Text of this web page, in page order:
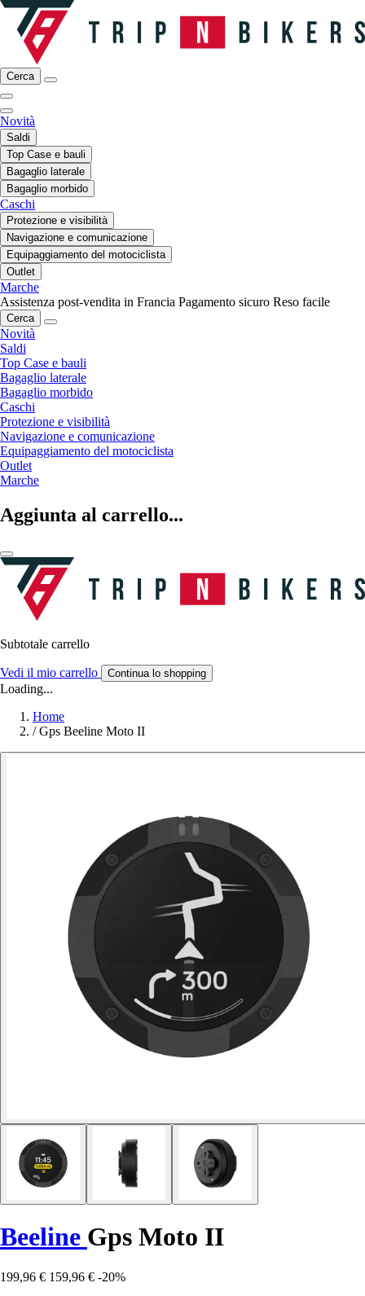
Cerca
Novità
Saldi
Top Case e bauli
Bagaglio laterale
Bagaglio morbido
Caschi
Protezione e visibilità
Navigazione e comunicazione
Equipaggiamento del motociclista
Outlet
Marche
Assistenza post-vendita in Francia Pagamento sicuro Reso facile
Cerca
Novità
Saldi
Top Case e bauli
Bagaglio laterale
Bagaglio morbido
Caschi
Protezione e visibilità
Navigazione e comunicazione
Equipaggiamento del motociclista
Outlet
Marche
Aggiunta al carrello...
Subtotale carrello
Vedi il mio carrello Continua lo shopping
Loading...
Home
/ Gps Beeline Moto II
Beeline Gps Moto II
199,96 € 159,96 € -20%